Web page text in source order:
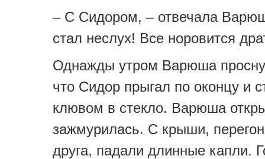
– С Сидором, – отвечала
стал неслух! Все норовится
Однажды утром Варюша
что Сидор прыгал по оконцу и
клювом в стекло. Варюша
зажмурилась. С крыши,
друга, падали длинные капли.